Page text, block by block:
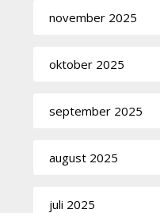
november 2025
oktober 2025
september 2025
august 2025
juli 2025